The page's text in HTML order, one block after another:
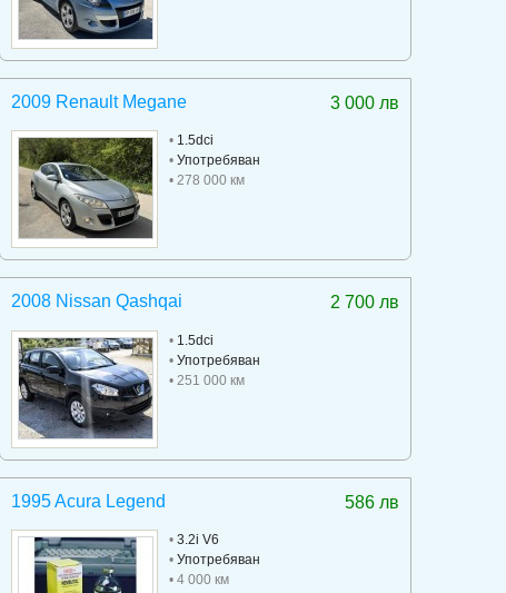
3 000 лв
2009 Renault Megane
•1.5dci
•Употребяван
• 278 000 км
2 700 лв
2008 Nissan Qashqai
•1.5dci
•Употребяван
• 251 000 км
586 лв
1995 Acura Legend
•3.2i V6
•Употребяван
• 4 000 км